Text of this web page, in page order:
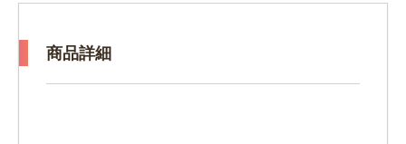
商品詳細